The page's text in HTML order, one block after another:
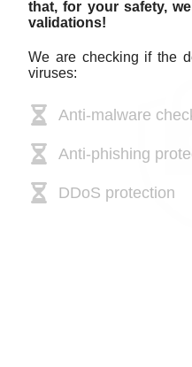
that, for your safety,
validations!
We are checking if the
viruses:
Anti-malware
Anti-phishing
DDoS protection